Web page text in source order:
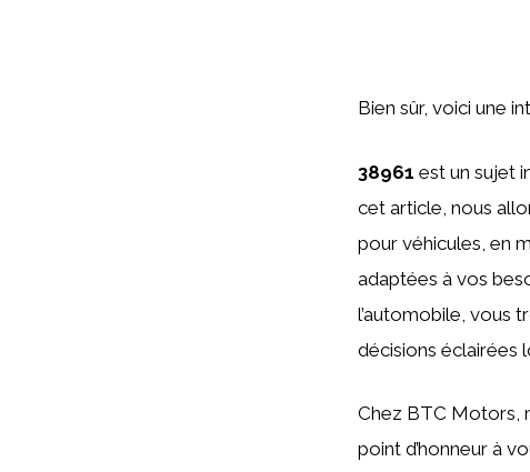
Bien sûr, voici une
38961 est un sujet
cet article, nous
pour véhicules, en
adaptées à vos
l’automobile, vous
décisions éclairées
Chez BTC Motors,
point d’honneur à